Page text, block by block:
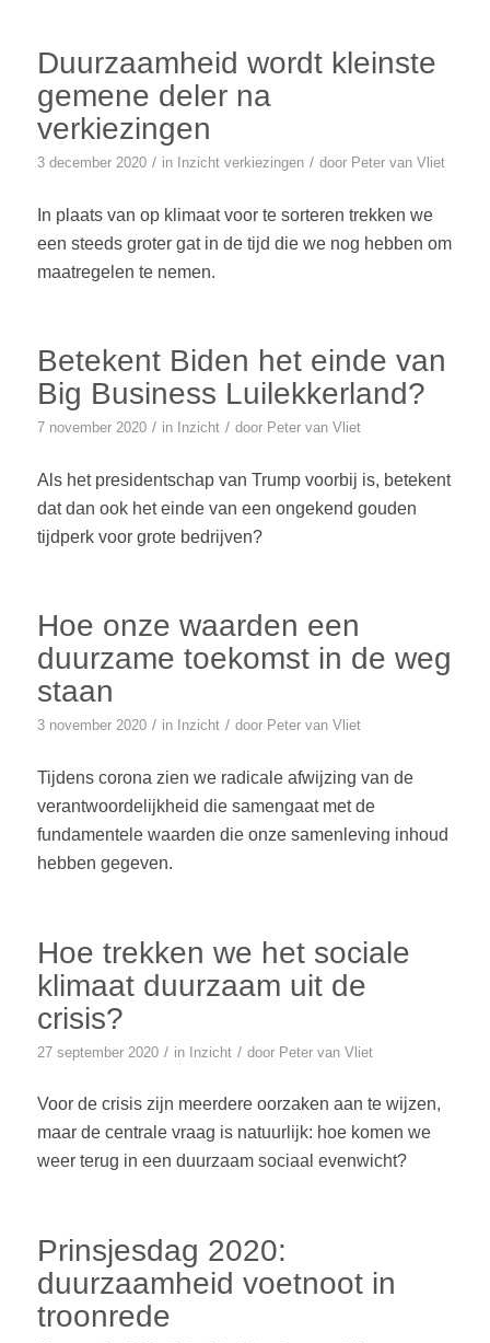
Duurzaamheid wordt kleinste
gemene deler na
verkiezingen
3 december 2020 / in Inzicht verkiezingen / door Peter van Vliet
In plaats van op klimaat voor te sorteren trekken we
een steeds groter gat in de tijd die we nog hebben om
maatregelen te nemen.
Betekent Biden het einde van
Big Business Luilekkerland?
7 november 2020 / in Inzicht / door Peter van Vliet
Als het presidentschap van Trump voorbij is, betekent
dat dan ook het einde van een ongekend gouden
tijdperk voor grote bedrijven?
Hoe onze waarden een
duurzame toekomst in de weg
staan
3 november 2020 / in Inzicht / door Peter van Vliet
Tijdens corona zien we radicale afwijzing van de
verantwoordelijkheid die samengaat met de
fundamentele waarden die onze samenleving inhoud
hebben gegeven.
Hoe trekken we het sociale
klimaat duurzaam uit de
crisis?
27 september 2020 / in Inzicht / door Peter van Vliet
Voor de crisis zijn meerdere oorzaken aan te wijzen,
maar de centrale vraag is natuurlijk: hoe komen we
weer terug in een duurzaam sociaal evenwicht?
Prinsjesdag 2020:
duurzaamheid voetnoot in
troonrede